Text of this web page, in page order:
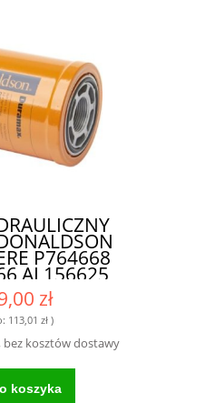
P764668
AL156625
HF6554
SH66195| -
FILTR DO
zł
113,01 zł)
bez kosztów dostawy
koszyka